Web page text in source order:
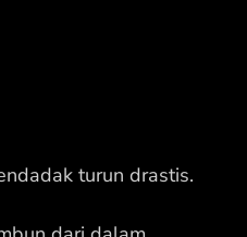
turun drastis.